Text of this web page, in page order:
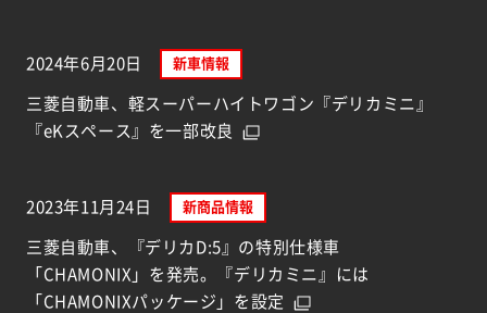
2024年6月20日 新車情報
三菱自動車、軽スーパーハイトワゴン『デリカミニ』
『eKスペース』を一部改良
2023年11月24日 新商品情報
三菱自動車、『デリカD:5』の特別仕様車
「CHAMONIX」を発売。『デリカミニ』には
「CHAMONIXパッケージ」を設定